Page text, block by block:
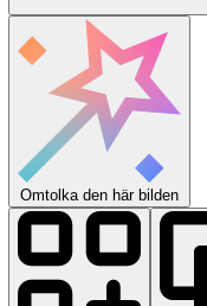
Omtolka den här bilden